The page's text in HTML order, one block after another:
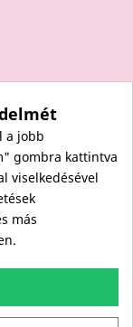
a jobb
gombra kattintva
viselkedésével
más